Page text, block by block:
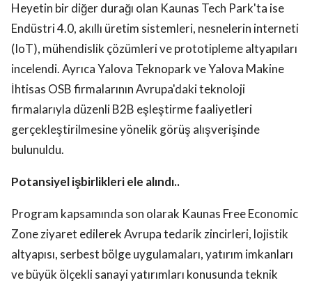
Heyetin bir diğer durağı olan Kaunas Tech Park'ta ise
Endüstri 4.0, akıllı üretim sistemleri, nesnelerin interneti
(IoT), mühendislik çözümleri ve prototipleme altyapıları
incelendi. Ayrıca Yalova Teknopark ve Yalova Makine
İhtisas OSB firmalarının Avrupa'daki teknoloji
firmalarıyla düzenli B2B eşleştirme faaliyetleri
gerçekleştirilmesine yönelik görüş alışverişinde
bulunuldu.
Potansiyel işbirlikleri ele alındı..
Program kapsamında son olarak Kaunas Free Economic
Zone ziyaret edilerek Avrupa tedarik zincirleri, lojistik
altyapısı, serbest bölge uygulamaları, yatırım imkanları
ve büyük ölçekli sanayi yatırımları konusunda teknik